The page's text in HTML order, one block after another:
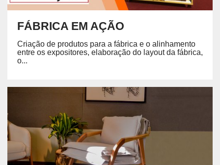
FÁBRICA EM AÇÃO
Criação de produtos para a fábrica e o alinhamento
entre os expositores, elaboração do layout da fábrica,
o...